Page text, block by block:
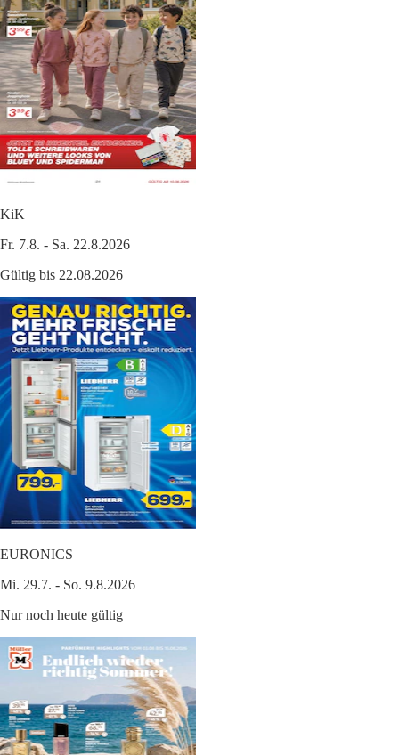
KiK
Fr. 7.8. - Sa. 22.8.2026
Gültig bis 22.08.2026
EURONICS
Mi. 29.7. - So. 9.8.2026
Nur noch heute gültig